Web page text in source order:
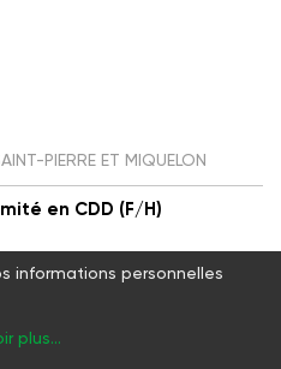
PIERRE ET MIQUELON
en CDD (F/H)
Écoutant·e
d'Ile-de-France - EPE IDF
informations personnelles
plus...